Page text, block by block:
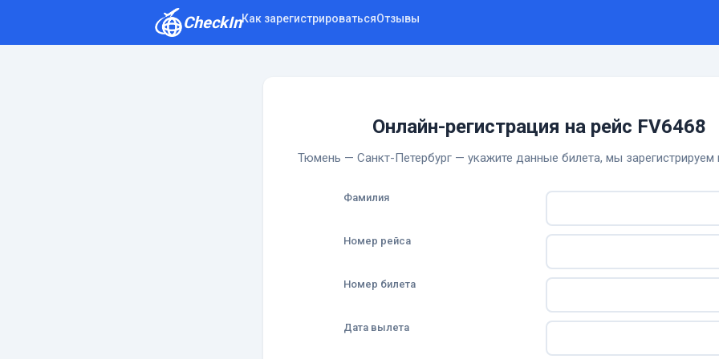
CheckInКак зарегистрироватьсяОтзывы
Онлайн-регистрация на рейс FV6468
Тюмень — Санкт-Петербург — укажите данные билета, мы зарегистрируем
Фамилия
Номер рейса
Номер билета
Дата вылета